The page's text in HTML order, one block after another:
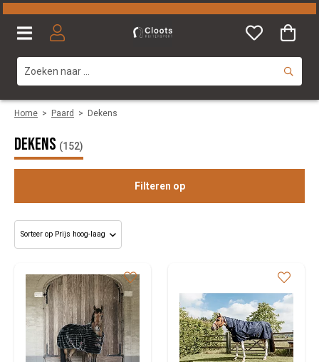
Home > Paard > Dekens
Dekens (152)
Filteren op
Categorie
Maat
Merk
Kleuren